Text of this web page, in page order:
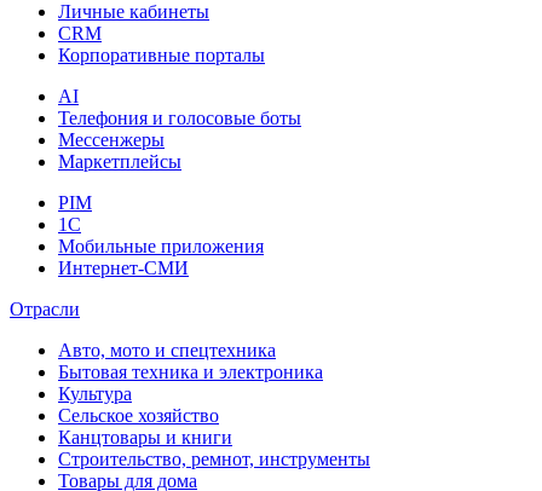
Личные кабинеты
CRM
Корпоративные порталы
AI
Телефония и голосовые боты
Мессенжеры
Маркетплейсы
PIM
1C
Мобильные приложения
Интернет-СМИ
Отрасли
Авто, мото и спецтехника
Бытовая техника и электроника
Культура
Сельское хозяйство
Канцтовары и книги
Строительство, ремнот, инструменты
Товары для дома